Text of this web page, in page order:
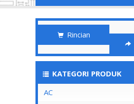
Rincian
KATEGORI PRODUK
AC